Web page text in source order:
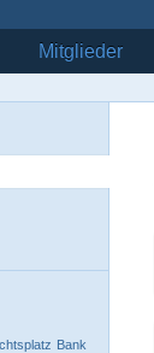
Mitglieder
Bank